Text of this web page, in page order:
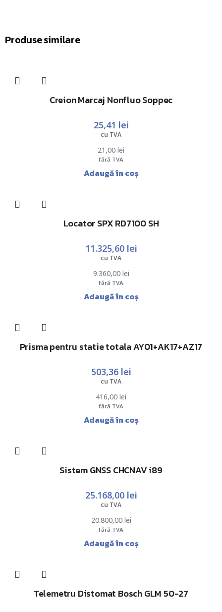
Produse similare
Creion Marcaj Nonfluo Soppec
21,00 lei
fără TVA
25,41 lei
cu TVA
Adaugă în coș
Locator SPX RD7100 SH
9.360,00 lei
fără TVA
11.325,60 lei
cu TVA
Adaugă în coș
Prisma pentru statie totala AY01+AK17+AZ17
416,00 lei
fără TVA
503,36 lei
cu TVA
Adaugă în coș
Sistem GNSS CHCNAV i89
20.800,00 lei
fără TVA
25.168,00 lei
cu TVA
Adaugă în coș
Telemetru Distomat Bosch GLM 50-27